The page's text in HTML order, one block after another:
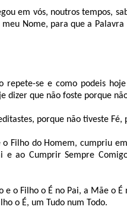
em vós, noutros tempos,
Nome, para que a
repete-se e como podeis
dizer que não foste porque
porque não tiveste
o Filho do Homem, cumpriu
e ao Cumprir Sempre
e o Filho o É no Pai, a Mãe o
o É, um Tudo num Todo.